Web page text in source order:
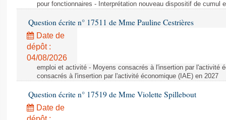
pour fonctionnaires - Interprétation nouveau dispositif de cumul
Question écrite n° 17511 de Mme Pauline Cestrières
Date de
dépôt :
04/08/2026
emploi et activité - Moyens consacrés à l'insertion par l'activité
consacrés à l'insertion par l'activité économique (IAE) en 2027
Question écrite n° 17519 de Mme Violette Spillebout
Date de